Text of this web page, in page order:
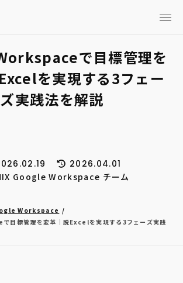
で目標管理を
を実現する3フェー
ズ実践法を解説
2026.04.01
Google Workspace チーム
Workspace
標管理を変革｜脱Excelを実現する3フェーズ実践